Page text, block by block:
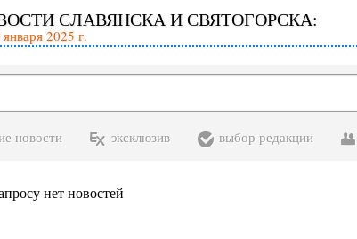
СЛАВЯНСКА И СВЯТОГОРСКА:
января 2025 г.
новости эксклюзив выбор редакции
нет новостей